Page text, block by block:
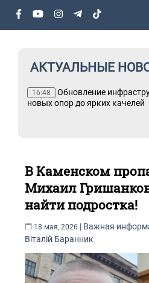
АКТУАЛЬНЫЕ
16:48
Обновление
новых опор до ярких качелей
В Каменском
Михаил
найти подростка!
18 мая, 2026 | Важная
Віталій Баранник